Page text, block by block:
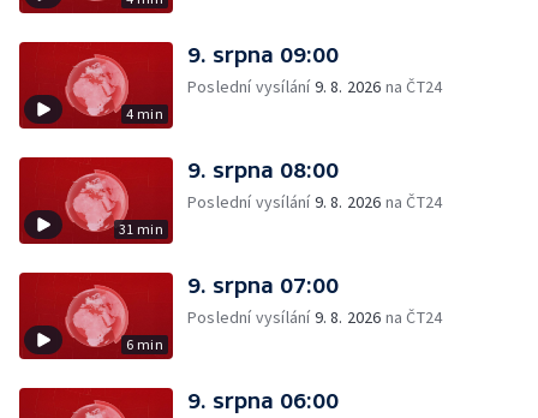
4 min
9. srpna 09:00
Poslední vysílání9. 8. 2026 na ČT24
31 min
9. srpna 08:00
Poslední vysílání9. 8. 2026 na ČT24
6 min
9. srpna 07:00
Poslední vysílání9. 8. 2026 na ČT24
9. srpna 06:00